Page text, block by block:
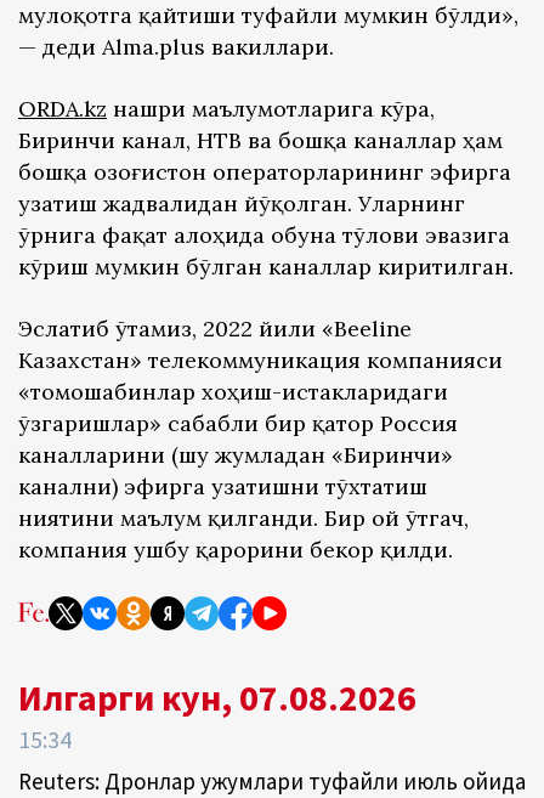
мулоқотга қайтиши туфайли мумкин бўлди»,
— деди Alma.plus вакиллари.
ORDA.kz нашри маълумотларига кўра,
Биринчи канал, НТВ ва бошқа каналлар ҳам
бошқа Қозоғистон операторларининг эфирга
узатиш жадвалидан йўқолган. Уларнинг
ўрнига фақат алоҳида обуна тўлови эвазига
кўриш мумкин бўлган каналлар киритилган.
Эслатиб ўтамиз, 2022 йили «Beeline
Казахстан» телекоммуникация компанияси
«томошабинлар хоҳиш-истакларидаги
ўзгаришлар» сабабли бир қатор Россия
каналларини (шу жумладан «Биринчи»
канални) эфирга узатишни тўхтатиш
ниятини маълум қилганди. Бир ой ўтгач,
компания ушбу қарорини бекор қилди.
Илгарги кун, 07.08.2026
15:34
Reuters: Дронлар ҳужумлари туфайли июль ойида